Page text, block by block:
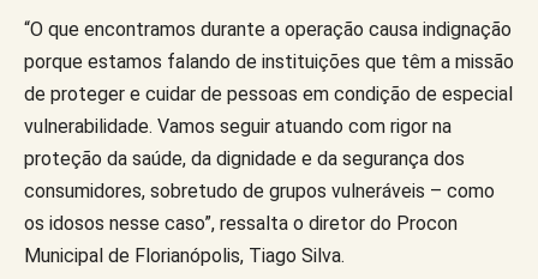
“O que encontramos durante a operação causa indignação
porque estamos falando de instituições que têm a missão
de proteger e cuidar de pessoas em condição de especial
vulnerabilidade. Vamos seguir atuando com rigor na
proteção da saúde, da dignidade e da segurança dos
consumidores, sobretudo de grupos vulneráveis – como
os idosos nesse caso”, ressalta o diretor do Procon
Municipal de Florianópolis, Tiago Silva.